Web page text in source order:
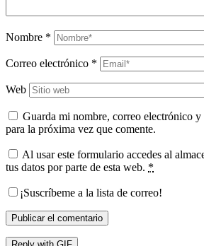
Nombre *
Correo electrónico *
Web
Guarda mi nombre, correo electrónico y
para la próxima vez que comente.
Al usar este formulario accedes al
tus datos por parte de esta web. *
¡Suscríbeme a la lista de correo!
Publicar el comentario
Reply with GIF